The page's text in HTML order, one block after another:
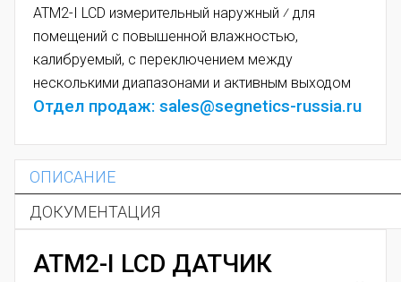
ATM2-I LCD измерительный наружный ⁄ для
помещений с повышенной влажностью,
калибруемый, с переключением между
несколькими диапазонами и активным выходом
Отдел продаж: sales@segnetics-russia.ru
ОПИСАНИЕ
ДОКУМЕНТАЦИЯ
ATM2-I LCD ДАТЧИК